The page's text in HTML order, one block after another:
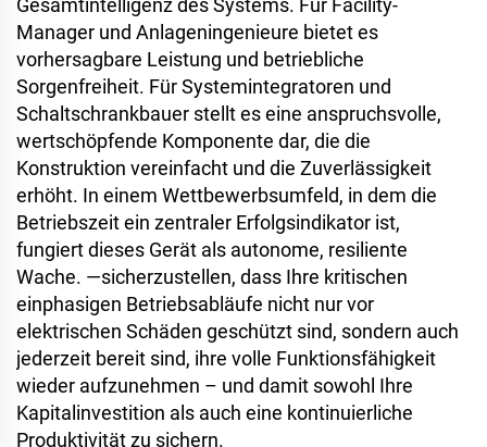
Gesamtintelligenz des Systems. Für Facility-
Manager und Anlageningenieure bietet es
vorhersagbare Leistung und betriebliche
Sorgenfreiheit. Für Systemintegratoren und
Schaltschrankbauer stellt es eine anspruchsvolle,
wertschöpfende Komponente dar, die die
Konstruktion vereinfacht und die Zuverlässigkeit
erhöht. In einem Wettbewerbsumfeld, in dem die
Betriebszeit ein zentraler Erfolgsindikator ist,
fungiert dieses Gerät als autonome, resiliente
Wache. —sicherzustellen, dass Ihre kritischen
einphasigen Betriebsabläufe nicht nur vor
elektrischen Schäden geschützt sind, sondern auch
jederzeit bereit sind, ihre volle Funktionsfähigkeit
wieder aufzunehmen – und damit sowohl Ihre
Kapitalinvestition als auch eine kontinuierliche
Produktivität zu sichern.